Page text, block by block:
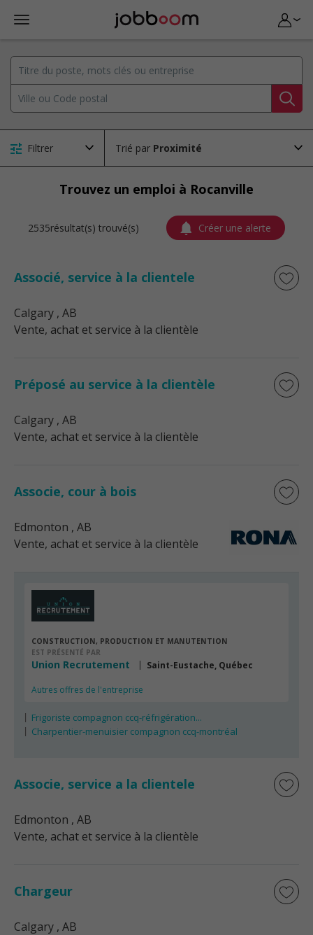
Filtrer Trié par
Trouvez un emploi à Rocanville
2535résultat(s) trouvé(s) Créer une alerte
Associé, service à la clientele
Calgary , AB
Vente, achat et service à la clientèle
Préposé au service à la clientèle
Calgary , AB
Vente, achat et service à la clientèle
Associe, cour à bois
Edmonton , AB
Vente, achat et service à la clientèle
CONSTRUCTION, PRODUCTION ET MANUTENTION
EST PRÉSENTÉ PAR
Union Recrutement Saint-Eustache, Québec
Autres offres de l'entreprise
Frigoriste compagnon ccq-réfrigération...
Charpentier-menuisier compagnon ccq-montréal
Associe, service a la clientele
Edmonton , AB
Vente, achat et service à la clientèle
Chargeur
Calgary , AB